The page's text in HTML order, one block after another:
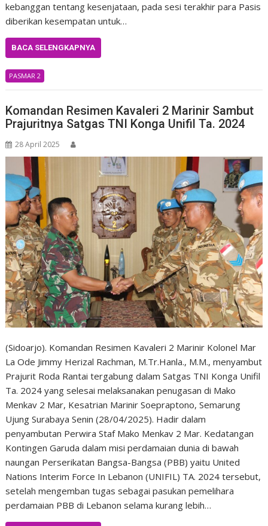
kebanggan tentang kesenjataan, pada sesi terakhir para Pasis
diberikan kesempatan untuk…
BACA SELENGKAPNYA
PASMAR 2
Komandan Resimen Kavaleri 2 Marinir Sambut
Prajuritnya Satgas TNI Konga Unifil Ta. 2024
28 April 2025
(Sidoarjo). Komandan Resimen Kavaleri 2 Marinir Kolonel Mar
La Ode Jimmy Herizal Rachman, M.Tr.Hanla., M.M., menyambut
Prajurit Roda Rantai tergabung dalam Satgas TNI Konga Unifil
Ta. 2024 yang selesai melaksanakan penugasan di Mako
Menkav 2 Mar, Kesatrian Marinir Soepraptono, Semarung
Ujung Surabaya Senin (28/04/2025). Hadir dalam
penyambutan Perwira Staf Mako Menkav 2 Mar. Kedatangan
Kontingen Garuda dalam misi perdamaian dunia di bawah
naungan Perserikatan Bangsa-Bangsa (PBB) yaitu United
Nations Interim Force In Lebanon (UNIFIL) TA. 2024 tersebut,
setelah mengemban tugas sebagai pasukan pemelihara
perdamaian PBB di Lebanon selama kurang lebih…